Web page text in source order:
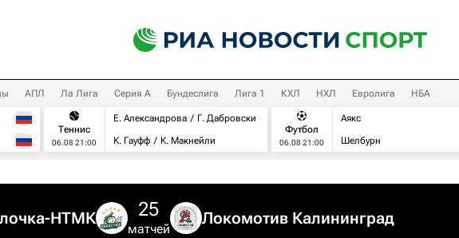
АПЛ Ла Лига Серия А Бундеслига Лига 1 КХЛ НХЛ Евролига НБА
Теннис
06.08 21:00
Е. Александрова
Г. Дабровски
К. Гауфф
К. Макнейли
Футбол
06.08 21:00
Аякс
Шелбурн
НТМК 25
матчей
Локомотив Калининград